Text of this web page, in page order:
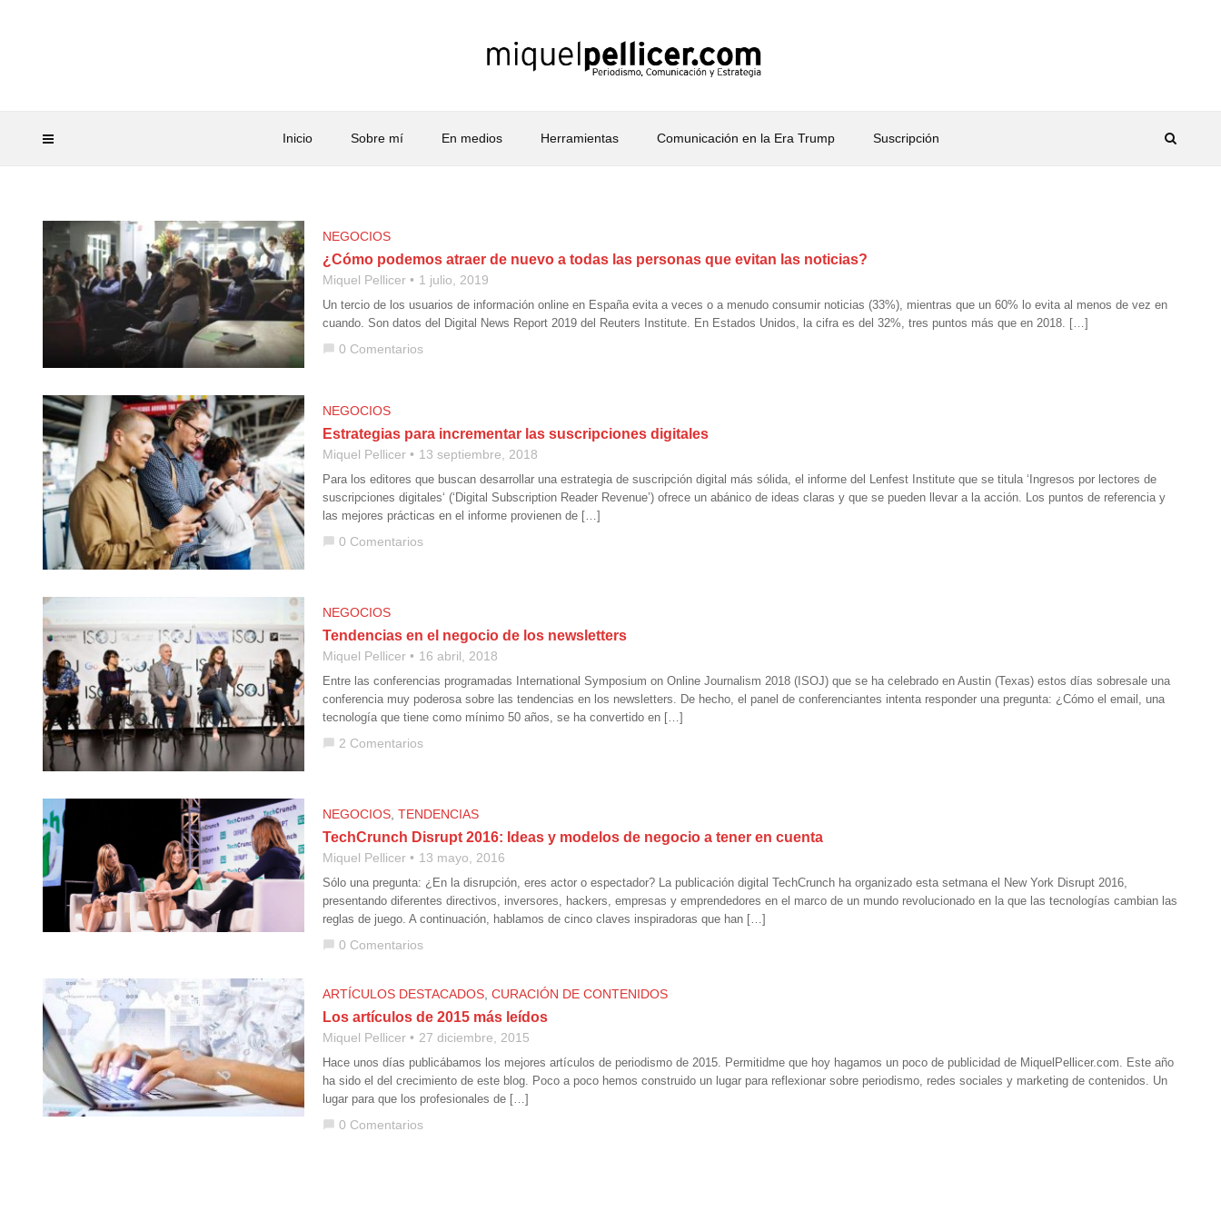
Inicio Sobre mí En medios Herramientas Comunicación en la Era Trump Suscripción
NEGOCIOS
¿Cómo podemos atraer de nuevo a todas las personas que evitan las noticias?
Miquel Pellicer 1 julio, 2019
Un tercio de los usuarios de información online en España evita a veces o a menudo consumir noticias (33%), mientras que un 60% lo evita al menos de vez en
cuando. Son datos del Digital News Report 2019 del Reuters Institute. En Estados Unidos, la cifra es del 32%, tres puntos más que en 2018. […]
chat_bubble 0 Comentarios
NEGOCIOS
Estrategias para incrementar las suscripciones digitales
Miquel Pellicer 13 septiembre, 2018
Para los editores que buscan desarrollar una estrategia de suscripción digital más sólida, el informe del Lenfest Institute que se titula ‘Ingresos por lectores de
suscripciones digitales‘ (‘Digital Subscription Reader Revenue’) ofrece un abánico de ideas claras y que se pueden llevar a la acción. Los puntos de referencia y
las mejores prácticas en el informe provienen de […]
chat_bubble 0 Comentarios
NEGOCIOS
Tendencias en el negocio de los newsletters
Miquel Pellicer 16 abril, 2018
Entre las conferencias programadas International Symposium on Online Journalism 2018 (ISOJ) que se ha celebrado en Austin (Texas) estos días sobresale una
conferencia muy poderosa sobre las tendencias en los newsletters. De hecho, el panel de conferenciantes intenta responder una pregunta: ¿Cómo el email, una
tecnología que tiene como mínimo 50 años, se ha convertido en […]
chat_bubble 2 Comentarios
NEGOCIOS, TENDENCIAS
TechCrunch Disrupt 2016: Ideas y modelos de negocio a tener en cuenta
Miquel Pellicer 13 mayo, 2016
Sólo una pregunta: ¿En la disrupción, eres actor o espectador? La publicación digital TechCrunch ha organizado esta setmana el New York Disrupt 2016,
presentando diferentes directivos, inversores, hackers, empresas y emprendedores en el marco de un mundo revolucionado en la que las tecnologías cambian las
reglas de juego. A continuación, hablamos de cinco claves inspiradoras que han […]
chat_bubble 0 Comentarios
ARTÍCULOS DESTACADOS, CURACIÓN DE CONTENIDOS
Los artículos de 2015 más leídos
Miquel Pellicer 27 diciembre, 2015
Hace unos días publicábamos los mejores artículos de periodismo de 2015. Permitidme que hoy hagamos un poco de publicidad de MiquelPellicer.com. Este año
ha sido el del crecimiento de este blog. Poco a poco hemos construido un lugar para reflexionar sobre periodismo, redes sociales y marketing de contenidos. Un
lugar para que los profesionales de […]
chat_bubble 0 Comentarios